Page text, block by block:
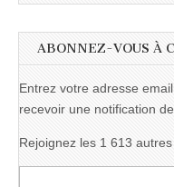
ABONNEZ-VOUS À
Entrez votre adresse
recevoir une notification
Rejoignez les 1 613